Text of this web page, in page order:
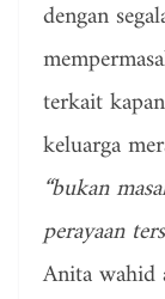
dengan
terkait
keluarga
“bukan
perayaan
Anita wahid